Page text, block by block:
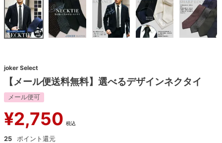
joker Select
【メール便送料無料】選べるデザインネクタイ
メール便可
¥2,750 税込
25